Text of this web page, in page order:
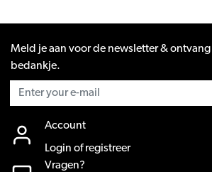
Meld je aan voor de newsletter &
bedankje.
Account
Login of registreer
Vragen?